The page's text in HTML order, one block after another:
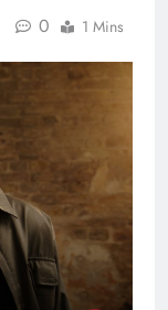
0 1 Mins